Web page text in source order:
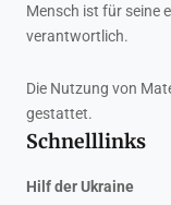
Mensch ist für seine
verantwortlich.
Die Nutzung von
gestattet.
Schnelllinks
Hilf der Ukraine